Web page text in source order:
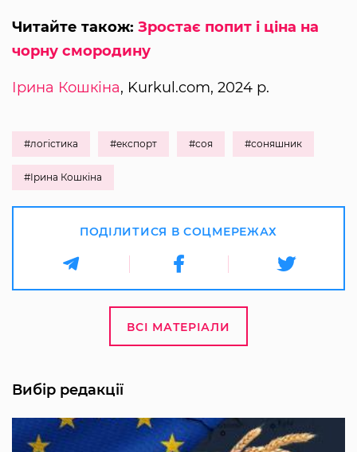
Читайте також: Зростає попит і ціна на
чорну смородину
Ірина Кошкіна, Kurkul.com, 2024 р.
#логістика #експорт #соя #соняшник
#Ірина Кошкіна
ПОДІЛИТИСЯ В СОЦМЕРЕЖАХ
ВСІ МАТЕРІАЛИ
Вибір редакції